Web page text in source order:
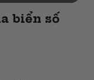
biển số